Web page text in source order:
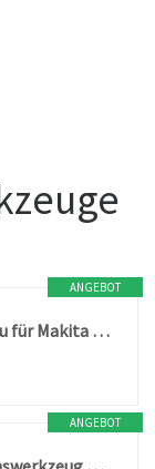
ANGEBOT
Multifunktionswerkzeug akku für Makita 18V Akku (Ohne Akku), Oszillationswerkzeug Akku mit 23 Zubehör, 6 Einstellbare Geschwindigkeiten Multitool zum Entfernen, Schaben, Schneiden
ANGEBOT